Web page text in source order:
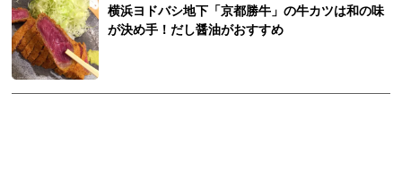
横浜ヨドバシ地下「京都勝牛」の牛カツは和の味
が決め手！だし醤油がおすすめ